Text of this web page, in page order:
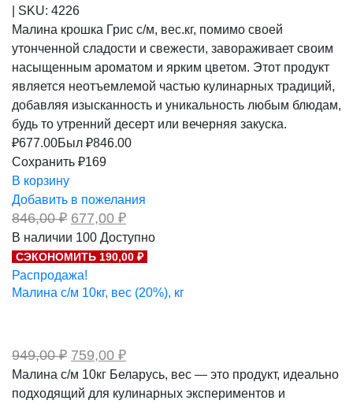
SKU: 4226
Малина крошка Грис с/м, вес.кг, помимо своей
утонченной сладости и свежести, завораживает своим
насыщенным ароматом и ярким цветом. Этот продукт
является неотъемлемой частью кулинарных традиций,
добавляя изысканность и уникальность любым блюдам,
будь то утренний десерт или вечерняя закуска.
₽677.00Был ₽846.00
Сохранить ₽169
В корзину
Добавить в пожелания
846,00₽ Первоначальная
цена
составляла
846,00 ₽.
677,00 ₽Текущая
677,00 ₽.
В наличии 100 Доступно
СЭКОНОМИТЬ 190,00 ₽
Распродажа!
Малина с/м 10кг, вес (20%), кг
949,00₽ Первоначальная
цена
составляла
949,00 ₽.
759,00 ₽Текущая
759,00 ₽.
Малина с/м 10кг Беларусь, вес — это продукт, идеально
подходящий для кулинарных экспериментов и